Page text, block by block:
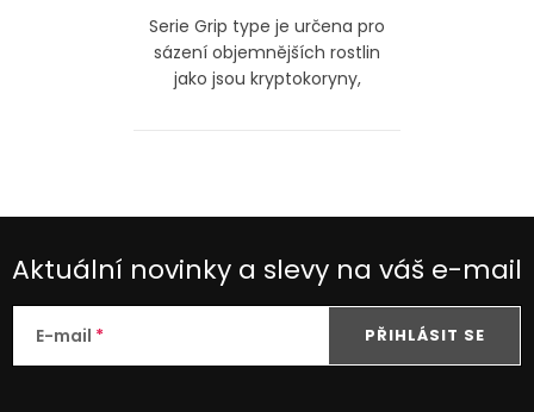
Serie Grip type je určena pro
sázení objemnějších rostlin
jako jsou kryptokoryny,
Aktuální novinky a slevy na váš e-mail
E-mail PŘIHLÁSIT SE